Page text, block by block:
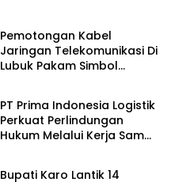
Pemotongan Kabel
Jaringan Telekomunikasi Di
Lubuk Pakam Simbol
Daerah
PT Prima Indonesia Logistik
Perkuat Perlindungan
Hukum Melalui Kerja Sama
Daerah
Bupati Karo Lantik 14